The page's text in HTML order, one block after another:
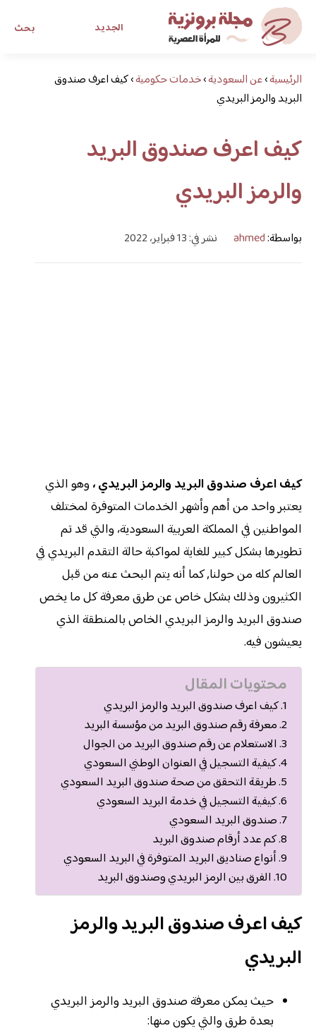
بحث الجديد
مجلة برونزية للفتاة العصريةالرئيسية›عن السعودية›خدمات حكومية›كيف اعرف صندوق
البريد والرمز البريدي
كيف اعرف صندوق البريد
والرمز البريدي
بواسطة:ahmed نشر في: 13 فبراير، 2022
كيف اعرف صندوق البريد والرمز البريدي ، وهو الذي
يعتبر واحد من أهم وأشهر الخدمات المتوفرة لمختلف
المواطنين في المملكة العربية السعودية، والتي قد تم
تطويرها بشكل كبير للغاية لمواكبة حالة التقدم البريدي في
العالم كله من حولنا, كما أنه يتم البحث عنه من قبل
الكثيرون وذلك بشكل خاص عن طرق معرفة كل ما يخص
صندوق البريد والرمز البريدي الخاص بالمنطقة الذي
يعيشون فيه.
محتويات المقال
كيف اعرف صندوق البريد والرمز البريدي
معرفة رقم صندوق البريد من مؤسسة البريد
الاستعلام عن رقم صندوق البريد من الجوال
كيفية التسجيل في العنوان الوطني السعودي
طريقة التحقق من صحة صندوق البريد السعودي
كيفية التسجيل في خدمة البريد السعودي
صندوق البريد السعودي
كم عدد أرقام صندوق البريد
أنواع صناديق البريد المتوفرة في البريد السعودي
الفرق بين الرمز البريدي وصندوق البريد
كيف اعرف صندوق البريد والرمز
البريدي
حيث يمكن معرفة صندوق البريد والرمز البريدي
بعدة طرق والتي يكون منها: